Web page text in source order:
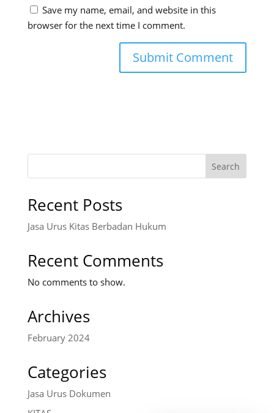
Save my name, email, and website in this
browser for the next time I comment.
Search
Recent Posts
Jasa Urus Kitas Berbadan Hukum
Recent Comments
No comments to show.
Archives
February 2024
Categories
Jasa Urus Dokumen